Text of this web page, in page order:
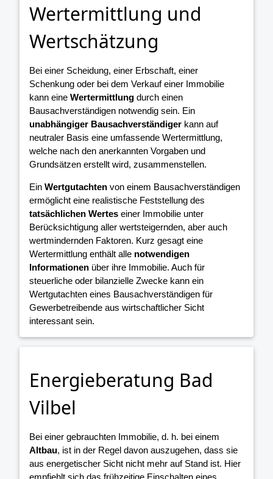
Wertermittlung und
Wertschätzung
Bei einer Scheidung, einer Erbschaft, einer
Schenkung oder bei dem Verkauf einer Immobilie
kann eine Wertermittlung durch einen
Bausachverständigen notwendig sein. Ein
unabhängiger Bausachverständiger kann auf
neutraler Basis eine umfassende Wertermittlung,
welche nach den anerkannten Vorgaben und
Grundsätzen erstellt wird, zusammenstellen.
Ein Wertgutachten von einem Bausachverständigen
ermöglicht eine realistische Feststellung des
tatsächlichen Wertes einer Immobilie unter
Berücksichtigung aller wertsteigernden, aber auch
wertmindernden Faktoren. Kurz gesagt eine
Wertermittlung enthält alle notwendigen
Informationen über ihre Immobilie. Auch für
steuerliche oder bilanzielle Zwecke kann ein
Wertgutachten eines Bausachverständigen für
Gewerbetreibende aus wirtschaftlicher Sicht
interessant sein.
Energieberatung Bad
Vilbel
Bei einer gebrauchten Immobilie, d. h. bei einem
Altbau, ist in der Regel davon auszugehen, dass sie
aus energetischer Sicht nicht mehr auf Stand ist. Hier
empfiehlt sich das frühzeitige Einschalten eines